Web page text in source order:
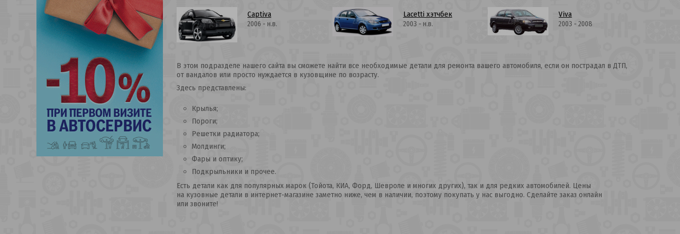
Captiva
2006 - н.в.
Lacetti хэтчбек
2003 - н.в.
Viva
2003 - 2008
В этом подразделе нашего сайта вы сможете найти все необходимые детали для ремонта вашего автомобиля, если он пострадал в ДТП,
от вандалов или просто нуждается в кузовщине по возрасту.
Здесь представлены:
Крылья;
Пороги;
Решетки радиатора;
Молдинги;
Фары и оптику;
Подкрыльники и прочее.
Есть детали как для популярных марок (Тойота, КИА, Форд, Шевроле и многих других), так и для редких автомобилей. Цены
на кузовные детали в интернет-магазине заметно ниже, чем в наличии, поэтому покупать у нас выгодно. Сделайте заказ онлайн
или звоните!